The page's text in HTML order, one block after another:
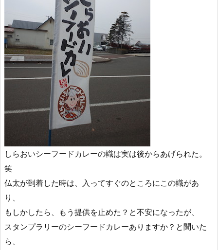
しらおいシーフードカレーの幟は実は後からあげられた。
笑
仏太が到着した時は、入ってすぐのところにこの幟があ
り、
もしかしたら、もう提供を止めた？と不安になったが、
スタンプラリーのシーフードカレーありますか？と聞いた
ら、